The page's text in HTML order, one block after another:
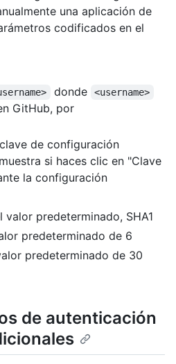
una aplicación de
codificados en el
donde <username>
GitHub, por
de configuración
si haces clic en "Clave
la configuración
valor predeterminado, SHA1
predeterminado de 6
predeterminado de 30
de autenticación